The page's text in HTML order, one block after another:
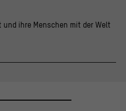
und ihre Menschen mit der Welt
Berlin / caromarta Studio